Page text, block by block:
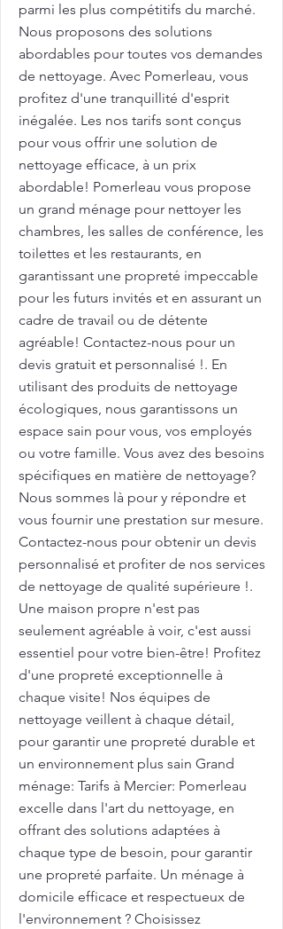
parmi les plus compétitifs du marché.
Nous proposons des solutions
abordables pour toutes vos demandes
de nettoyage. Avec Pomerleau, vous
profitez d'une tranquillité d'esprit
inégalée. Les nos tarifs sont conçus
pour vous offrir une solution de
nettoyage efficace, à un prix
abordable! Pomerleau vous propose
un grand ménage pour nettoyer les
chambres, les salles de conférence, les
toilettes et les restaurants, en
garantissant une propreté impeccable
pour les futurs invités et en assurant un
cadre de travail ou de détente
agréable! Contactez-nous pour un
devis gratuit et personnalisé !. En
utilisant des produits de nettoyage
écologiques, nous garantissons un
espace sain pour vous, vos employés
ou votre famille. Vous avez des besoins
spécifiques en matière de nettoyage?
Nous sommes là pour y répondre et
vous fournir une prestation sur mesure.
Contactez-nous pour obtenir un devis
personnalisé et profiter de nos services
de nettoyage de qualité supérieure !.
Une maison propre n'est pas
seulement agréable à voir, c'est aussi
essentiel pour votre bien-être! Profitez
d'une propreté exceptionnelle à
chaque visite! Nos équipes de
nettoyage veillent à chaque détail,
pour garantir une propreté durable et
un environnement plus sain Grand
ménage: Tarifs à Mercier: Pomerleau
excelle dans l'art du nettoyage, en
offrant des solutions adaptées à
chaque type de besoin, pour garantir
une propreté parfaite. Un ménage à
domicile efficace et respectueux de
l'environnement ? Choisissez